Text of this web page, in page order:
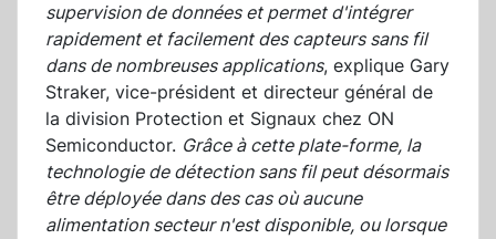
supervision de données et permet d'intégrer
rapidement et facilement des capteurs sans fil
dans de nombreuses applications, explique Gary
Straker, vice-président et directeur général de
la division Protection et Signaux chez ON
Semiconductor. Grâce à cette plate-forme, la
technologie de détection sans fil peut désormais
être déployée dans des cas où aucune
alimentation secteur n'est disponible, ou lorsque